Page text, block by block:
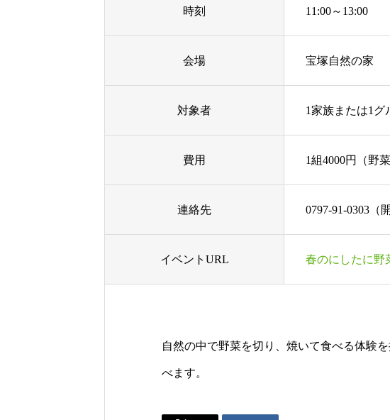
時刻 11:00～13:00
会場 宝塚自然の家
対象者 1家族または1グ
費用 1組4000円（野
連絡先 0797-91-0303（
イベントURL 春のにしたに野
自然の中で野菜を切り、焼いて食べる体験
べます。